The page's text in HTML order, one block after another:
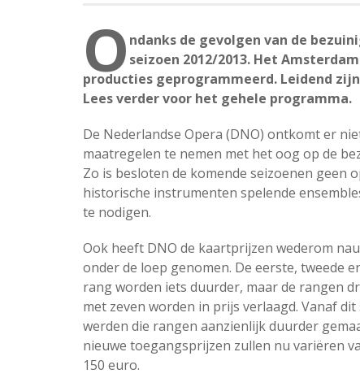
O ndanks de gevolgen van de
seizoen 2012/2013. Het
producties geprogrammeerd. Leidend
Lees verder voor het gehele programma.
De Nederlandse Opera (DNO) ontkomt er
maatregelen te nemen met het oog op de
Zo is besloten de komende seizoenen geen
historische instrumenten spelende
te nodigen.
Ook heeft DNO de kaartprijzen wederom
onder de loep genomen. De eerste, tweede
rang worden iets duurder, maar de rangen
met zeven worden in prijs verlaagd. Vanaf dit
werden die rangen aanzienlijk duurder
nieuwe toegangsprijzen zullen nu variëren
150 euro.